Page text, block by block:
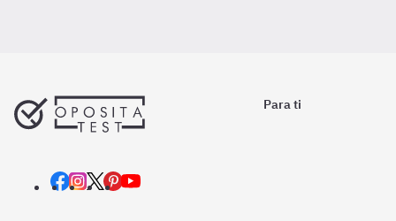
Para ti